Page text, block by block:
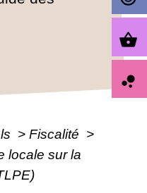
> Fiscalité >
locale sur la
shopping_basket
bubble_chart